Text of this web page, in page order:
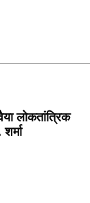
लोकतांत्रिक